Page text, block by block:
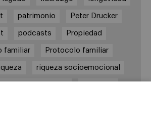
patrimonio Peter Drucker
podcasts Propiedad
familiar Protocolo familiar
riqueza socioemocional